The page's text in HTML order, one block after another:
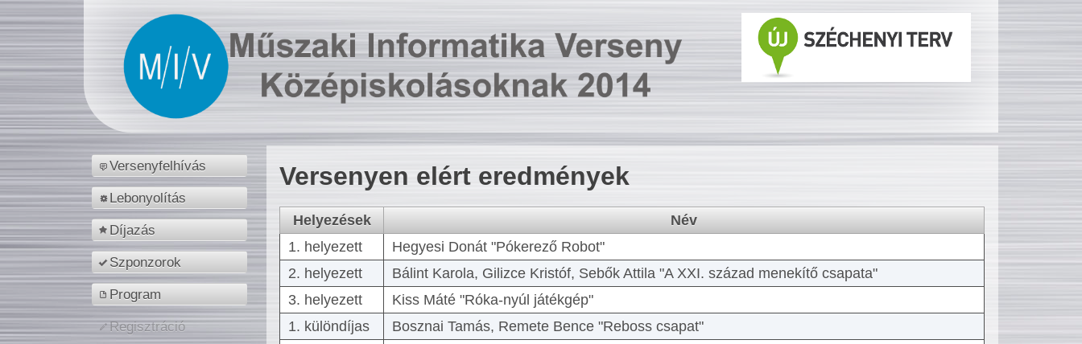
Versenyfelhívás
Lebonyolítás
Díjazás
Szponzorok
Program
Regisztráció
Versenyen elért eredmények
Helyezések
Név
1. helyezett
Hegyesi Donát "Pókerező Robot"
2. helyezett
Bálint Karola, Gilizce Kristóf, Sebők Attila "A XXI. század menekítő csapata"
3. helyezett
Kiss Máté "Róka-nyúl játékgép"
1. különdíjas
Bosznai Tamás, Remete Bence "Reboss csapat"